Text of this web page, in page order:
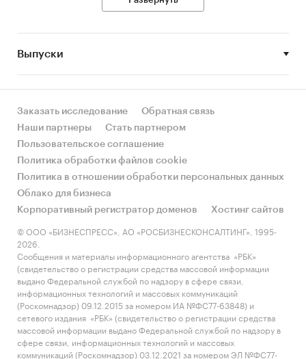
Потребительские товары
Игроки
Выпуски
Заказать исследование
Обратная связь
Наши партнеры
Стать партнером
Пользовательское соглашение
Политика обработки файлов cookie
Политика в отношении обработки персональных данных
Облако для бизнеса
Корпоративный регистратор доменов
Хостинг сайтов
© ООО «БИЗНЕСПРЕСС», АО «РОСБИЗНЕСКОНСАЛТИНГ», 1995-
2026.
Сообщения и материалы информационного агентства «РБК»
(свидетельство о регистрации средства массовой информации
выдано Федеральной службой по надзору в сфере связи,
информационных технологий и массовых коммуникаций
(Роскомнадзор) 09.12.2015 за номером ИА №ФС77-63848) и
сетевого издания «РБК» (свидетельство о регистрации средства
массовой информации выдано Федеральной службой по надзору в
сфере связи, информационных технологий и массовых
коммуникаций (Роскомнадзор) 03.12.2021 за номером ЭЛ №ФС77-